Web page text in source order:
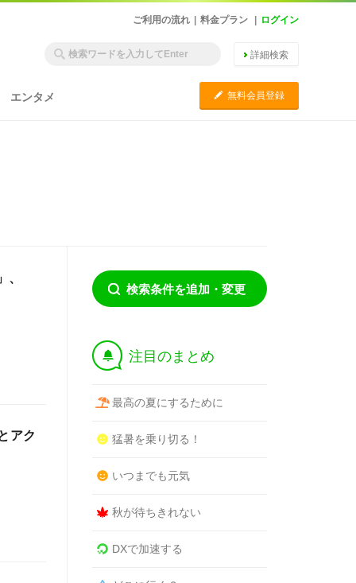
ご利用の流れ 料金プラン ログイン
詳細検索
エンタメ C 無料会員登録
、
アク
検索条件を追加・変更
† 注目のまとめ
最高の夏にするために
猛暑を乗り切る！
いつまでも元気
秋が待ちきれない
DXで加速する